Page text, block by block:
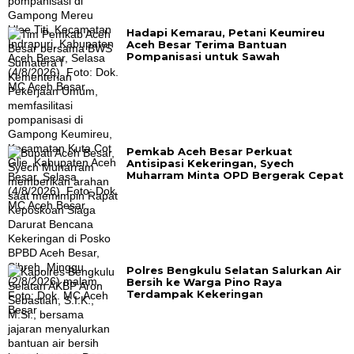
Hadapi Kemarau, Petani Keumireu
Aceh Besar Terima Bantuan
Pompanisasi untuk Sawah
Pemkab Aceh Besar Perkuat
Antisipasi Kekeringan, Syech
Muharram Minta OPD Bergerak Cepat
Polres Bengkulu Selatan Salurkan Air
Bersih ke Warga Pino Raya
Terdampak Kekeringan